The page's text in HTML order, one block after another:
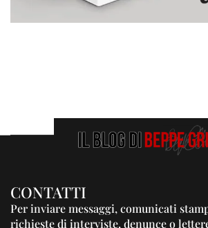
CONTATTI
Per inviare messaggi, comunicati
richieste di interviste, denunce o